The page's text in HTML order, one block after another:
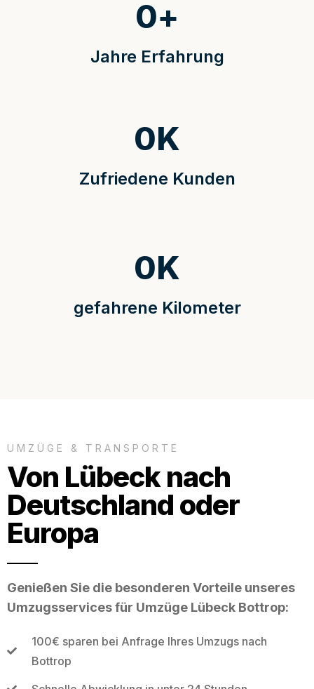
Jahre Erfahrung
0+
Zufriedene Kunden
0K
gefahrene Kilometer
0K
UMZÜGE & TRANSPORTE
Von Lübeck nach
Deutschland oder
Europa
Genießen Sie die besonderen Vorteile unseres
Umzugsservices für Umzüge Lübeck Bottrop:
100€ sparen bei Anfrage Ihres Umzugs nach
Bottrop